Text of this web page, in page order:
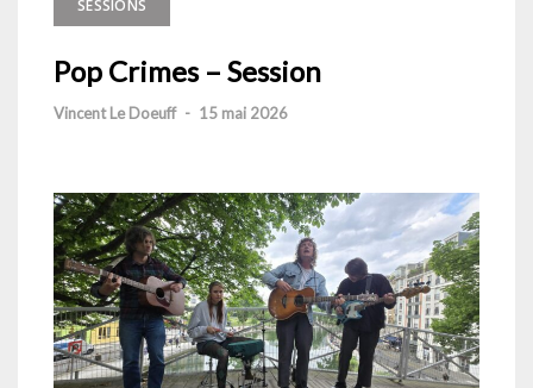
SESSIONS
Pop Crimes – Session
Vincent Le Doeuff - 15 mai 2026